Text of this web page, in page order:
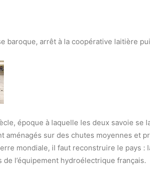
baroque, arrêt à la coopérative laitière
époque à laquelle les deux savoie se
aménagés sur des chutes moyennes et
mondiale, il faut reconstruire le pays :
l’équipement hydroélectrique français.